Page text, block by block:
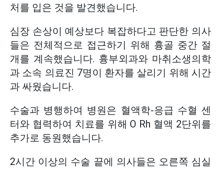
처를 입은 것을 발견했습니다.
심장 손상이 예상보다 복잡하다고 판단한 의사
들은 전체적으로 접근하기 위해 흉골 중간 절
개를 계속했습니다. 흉부외과와 마취소생의학
과 소속 의료진 7명이 환자를 살리기 위해 시간
과 싸웠습니다.
수술과 병행하여 병원은 혈액학-응급 수혈 센
터와 협력하여 치료를 위해 O Rh 혈액 2단위를
추가로 동원했습니다.
2시간 이상의 수술 끝에 의사들은 오른쪽 심실